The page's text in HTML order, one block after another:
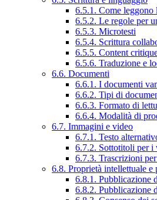
6.5.1. Come leggono
6.5.2. Le regole per
6.5.3. Microtesti
6.5.4. Scrittura
6.5.5. Content
6.5.6. Traduzione e
6.6. Documenti
6.6.1. I documenti
6.6.2. Tipi di
6.6.3. Formato di
6.6.4. Modalità di
6.7. Immagini e video
6.7.1. Testo
6.7.2. Sottotitoli per i
6.7.3. Trascrizioni
6.8. Proprietà intellettuale e
6.8.1. Pubblicazione
6.8.2. Pubblicazione